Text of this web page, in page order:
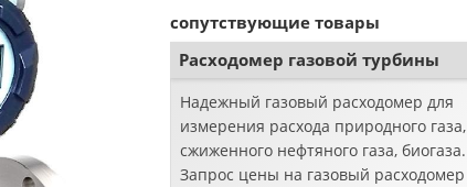
сопутствующие товары
Расходомер газовой турбины
Надежный газовый расходомер для
измерения расхода природного газа,
сжиженного нефтяного газа, биогаза.
Запрос цены на газовый расходомер